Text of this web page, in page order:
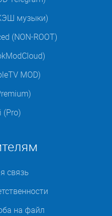
музыки)
(NON-ROOT)
MOD)
(Pro)
связь
на файл